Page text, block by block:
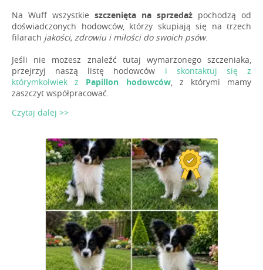
Na Wuff wszystkie szczenięta na sprzedaż pochodzą od
doświadczonych hodowców, którzy skupiają się na trzech
filarach jakości, zdrowiu i miłości do swoich psów.
Jeśli nie możesz znaleźć tutaj wymarzonego szczeniaka,
przejrzyj naszą listę hodowców i skontaktuj się z
którymkolwiek z Papillon hodowców, z którymi mamy
zaszczyt współpracować.
Czytaj dalej >>